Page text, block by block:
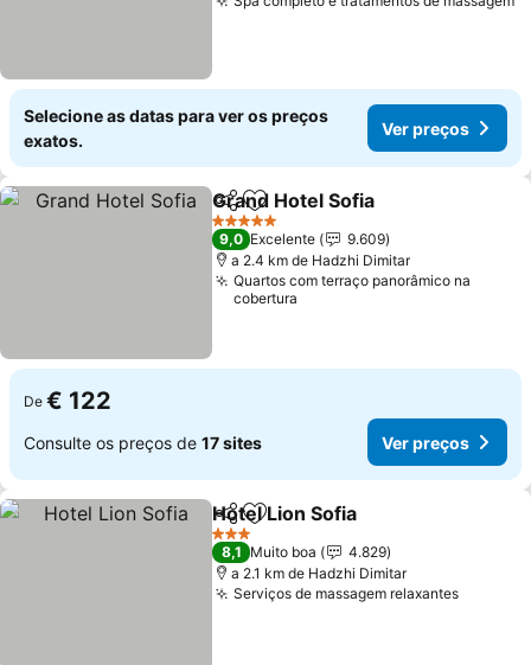
Selecione as datas para ver os preços
exatos.
Ver preços
PartilharAdicionar aos favoritos
Grand Hotel Sofia
5 Estrelas
9,0 Excelente
9.609
a 2.4 km de Hadzhi Dimitar
Quartos com terraço panorâmico na
cobertura
De € 122
Consulte os preços de 17 sites Ver preços
PartilharAdicionar aos favoritos
Hotel Lion Sofia
3 Estrelas
8,1 Muito boa
4.829
a 2.1 km de Hadzhi Dimitar
Serviços de massagem relaxantes